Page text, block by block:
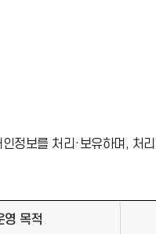
정보를 처리·보유하며, 처
영 목적